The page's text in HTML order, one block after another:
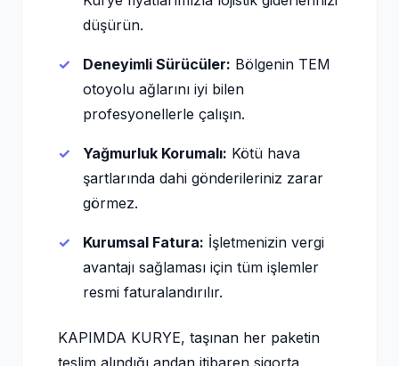
düşürün.
Deneyimli Sürücüler: Bölgenin TEM
otoyolu ağlarını iyi bilen
profesyonellerle çalışın.
Yağmurluk Korumalı: Kötü hava
şartlarında dahi gönderileriniz zarar
görmez.
Kurumsal Fatura: İşletmenizin vergi
avantajı sağlaması için tüm işlemler
resmi faturalandırılır.
KAPIMDA KURYE, taşınan her paketin
teslim alındığı andan itibaren sigorta